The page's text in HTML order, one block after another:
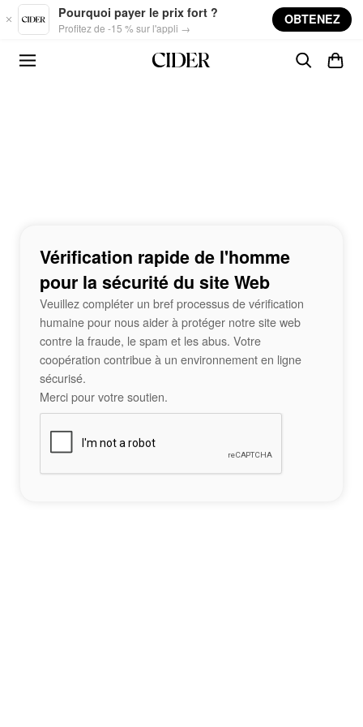
Skip to main content
Pourquoi payer le prix fort ?
Profitez de -15 % sur l'appli →
OBTENEZ
Vérification rapide de l'homme
pour la sécurité du site Web
Veuillez compléter un bref processus de vérification
humaine pour nous aider à protéger notre site web
contre la fraude, le spam et les abus. Votre
coopération contribue à un environnement en ligne
sécurisé.
Merci pour votre soutien.